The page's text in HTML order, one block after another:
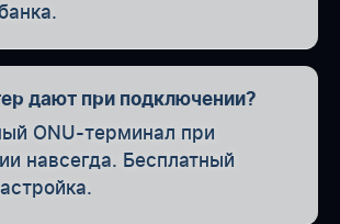
дают при подключении?
ONU-терминал при
навсегда. Бесплатный